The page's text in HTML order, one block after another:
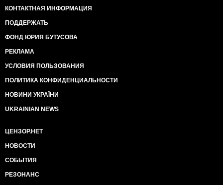
КОНТАКТНАЯ ИНФОРМАЦИЯ
ПОДДЕРЖАТЬ
ФОНД ЮРИЯ БУТУСОВА
РЕКЛАМА
УСЛОВИЯ ПОЛЬЗОВАНИЯ
ПОЛИТИКА КОНФИДЕНЦИАЛЬНОСТИ
НОВИНИ УКРАЇНИ
UKRAINIAN NEWS
ЦЕНЗОР.НЕТ
НОВОСТИ
СОБЫТИЯ
РЕЗОНАНС